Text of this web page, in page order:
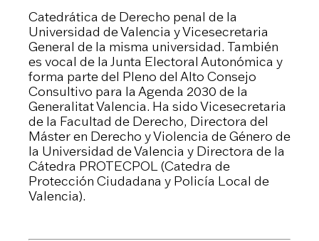
Catedrática de Derecho penal de la
Universidad de Valencia y Vicesecretaria
General de la misma universidad. También
es vocal de la Junta Electoral Autonómica y
forma parte del Pleno del Alto Consejo
Consultivo para la Agenda 2030 de la
Generalitat Valencia. Ha sido Vicesecretaria
de la Facultad de Derecho, Directora del
Máster en Derecho y Violencia de Género de
la Universidad de Valencia y Directora de la
Cátedra PROTECPOL (Catedra de
Protección Ciudadana y Policía Local de
Valencia).